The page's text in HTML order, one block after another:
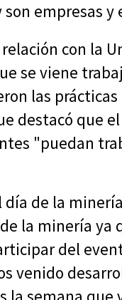
empresas
con la
se viene
las
destacó que
"puedan
de la
la minería ya
del
venido